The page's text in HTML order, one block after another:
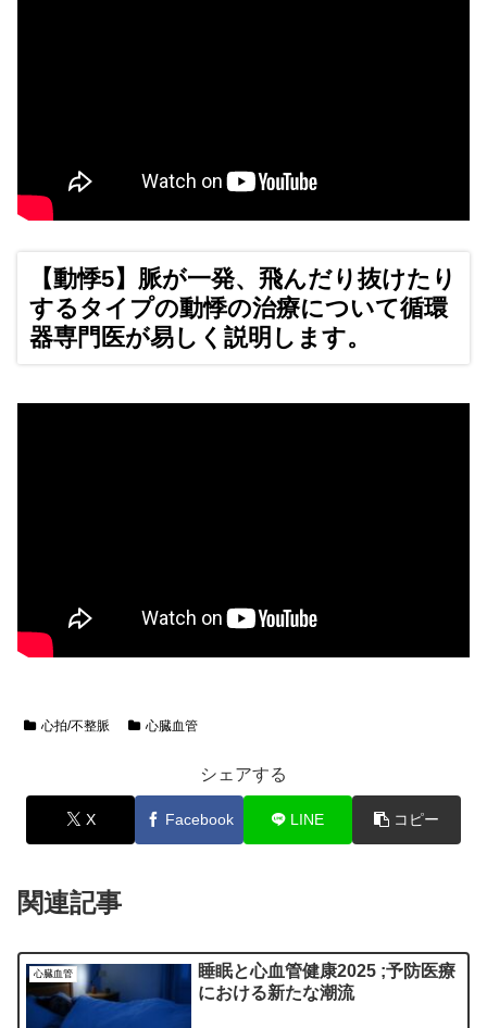
【動悸5】脈が一発、飛んだり抜けたり
するタイプの動悸の治療について循環
器専門医が易しく説明します。
心拍/不整脈 心臓血管
シェアする
X Facebook LINE コピー
関連記事
心臓血管
睡眠と心血管健康2025 ;予防医療
における新たな潮流